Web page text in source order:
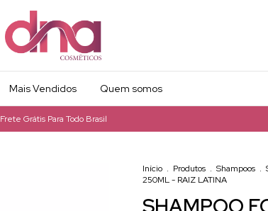
Mais Vendidos Quem somos
Frete Grátis Para Todo Brasil
Início . Produtos . Shampoos .
250ML - RAIZ LATINA